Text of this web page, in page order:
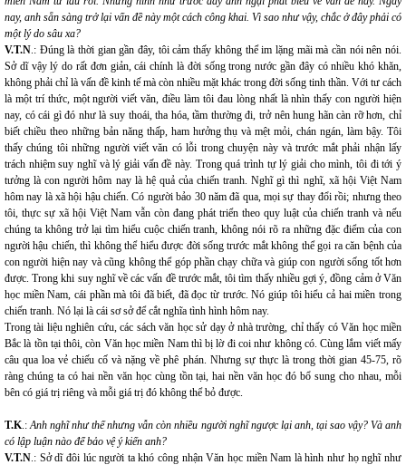
nay, anh sẵn sàng trở lại vấn đề này một cách công khai. Vì sao như vậy, chắc ở đây phải có
một lý do sâu xa?
V.T.N.: Đúng là thời gian gần đây, tôi cảm thấy không thể im lặng mãi mà cần nói nên nói.
Sở dĩ vậy lý do rất đơn giản, cái chính là đời sống trong nước gần đây có nhiều khó khăn,
không phải chỉ là vấn đề kinh tế mà còn nhiều mặt khác trong đời sống tinh thần. Với tư cách
là một trí thức, một người viết văn, điều làm tôi đau lòng nhất là nhìn thấy con người hiện
nay, có cái gì đó như là suy thoái, tha hóa, tầm thường đi, trở nên hung hãn càn rỡ hơn, chỉ
biết chiều theo những bản năng thấp, ham hưởng thụ và mệt mỏi, chán ngán, làm bậy. Tôi
thấy chúng tôi những người viết văn có lỗi trong chuyện này và trước mắt phải nhận lấy
trách nhiệm suy nghĩ và lý giải vấn đề này. Trong quá trình tự lý giải cho mình, tôi đi tới ý
tưởng là con người hôm nay là hệ quả của chiến tranh. Nghĩ gì thì nghĩ, xã hội Việt Nam
hôm nay là xã hội hậu chiến. Có người bảo 30 năm đã qua, mọi sự thay đổi rồi; nhưng theo
tôi, thực sự xã hội Việt Nam vẫn còn đang phát triển theo quy luật của chiến tranh và nếu
chúng ta không trở lại tìm hiểu cuộc chiến tranh, không nói rõ ra những đặc điểm của con
người hậu chiến, thì không thể hiểu được đời sống trước mắt không thể gọi ra căn bệnh của
con người hiện nay và cũng không thể góp phần chạy chữa và giúp con người sống tốt hơn
được. Trong khi suy nghĩ về các vấn đề trước mắt, tôi tìm thấy nhiều gợi ý, đồng cảm ở Văn
học miền Nam, cái phần mà tôi đã biết, đã đọc từ trước. Nó giúp tôi hiểu cả hai miền trong
chiến tranh. Nó lại là cái sơ sở để cắt nghĩa tình hình hôm nay.
Trong tài liệu nghiên cứu, các sách văn học sử dạy ở nhà trường, chỉ thấy có Văn học miền
Bắc là tồn tại thôi, còn Văn học miền Nam thì bị lờ đi coi như không có. Cùng lắm viết mấy
câu qua loa vẻ chiếu cố và nặng về phê phán. Nhưng sự thực là trong thời gian 45-75, rõ
ràng chúng ta có hai nền văn học cùng tồn tại, hai nền văn học đó bổ sung cho nhau, mỗi
bên có giá trị riêng và mỗi giá trị đó không thể bỏ được.
T.K.:Anh nghĩ như thế nhưng vẫn còn nhiều người nghĩ ngược lại anh, tại sao vậy? Và anh
có lập luận nào để bảo vệ ý kiến anh?
V.T.N.: Sở dĩ đôi lúc người ta khó công nhận Văn học miền Nam là hình như họ nghĩ như